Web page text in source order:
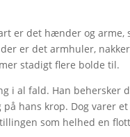
er det hænder og arme,
er det armhuler,
stadigt flere bolde til.
i al fald. Han behersker
hans krop. Dog varer
som helhed en